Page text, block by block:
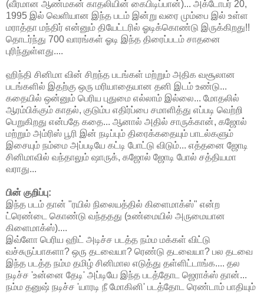
(வீரமான ஆண்மகன் காதலியின் கைபிடிப்பான்)... அக்டோபர் 20,
1995 இல் வெளியான இந்த படம் இன்று வரை மும்பை இல் உள்ள
மராத்தா மந்திர் என்னும் தியேட்டரில் ஓடிக்கொண்டு இருக்கிறது!!
தொடர்ந்து 700 வாரங்கள் ஓடி இந்த திரைப்படம் சாதனை
புரிந்துள்ளது....
ஹிந்தி சினிமா வின் சிறந்த படங்கள் மற்றும் அதிக வசூலான
படங்களில் இதற்கு ஒரு மரியாதையான தனி இடம் உண்டு...
கதையில் ஒன்னும் பெரிய புதுமை எல்லாம் இல்லை... மோதலில்
ஆரம்பிக்கும் காதல், குடும்ப எதிர்ப்பை சமாளித்து எப்படி வெற்றி
பெறுகிறது என்பதே கதை... ஆனால் அதில் சாருக்கான், கஜோல்
மற்றும் அம்ரிஸ் பூரி இன் நடிப்பும் திரைக்கதையும் பாடல்களும்
இசையும் நம்மை அப்படியே கட்டி போட்டு விடும்... எத்தனை ஜோடி
சினிமாவில் வந்தாலும் ஷாருக், கஜோல் ஜோடி போல் சத்தியமா
வராது...
பின் குறிப்பு:
இந்த படம் தான் "ரயில் நிலையத்தில் கிளைமாக்ஸ்" என்ற
ட்ரெண்டை கொண்டு வந்ததது (உண்மையில் அருமையான
கிளைமாக்ஸ்)....
இவ்ளோ பெரிய ஹிட் அடிச்ச படத்த நம்ம மக்கள் விட்டு
வச்சுருப்பாகளா? ஒரு தடவையா? ரெண்டு தடவையா? பல தடவை
இந்த படத்த நம்ம தமிழ் சினிமால எடுத்து தள்ளிட்டாங்க.... தல
நடிச்ச 'உன்னை தேடி' அப்டியே இந்த படத்தோட ஜெராக்ஸ் தான்...
நம்ம தனுஷ் நடிச்ச 'யாரடி நீ மோகினி' படத்தோட ரெண்டாம் பாதியும்